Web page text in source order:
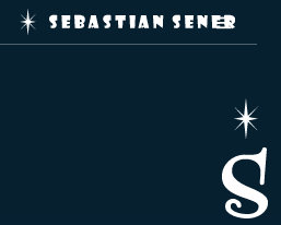
Home
Zaubershows